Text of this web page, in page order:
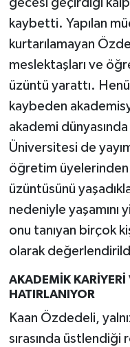
kaybetti. Yapılan
kurtarılamayan
meslektaşları ve
üzüntü yarattı.
kaybeden
akademi dünyasında
Üniversitesi de
öğretim
üzüntüsünü
nedeniyle
onu tanıyan birçok
olarak
AKADEMİK
HATIRLANIYOR
Kaan Özdedeli,
sırasında